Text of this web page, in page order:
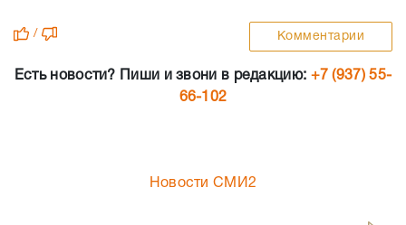
/ Комментарии
Есть новости? Пиши и звони в редакцию: +7 (937) 55-
66-102
Новости СМИ2